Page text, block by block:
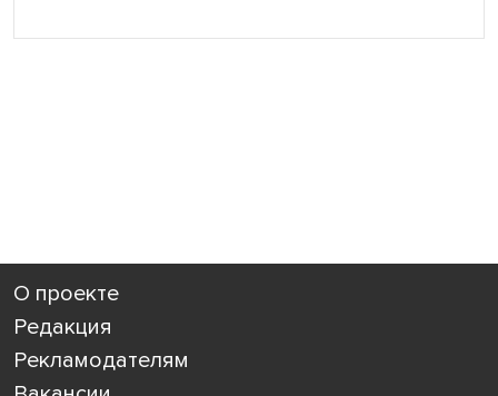
О проекте
Редакция
Рекламодателям